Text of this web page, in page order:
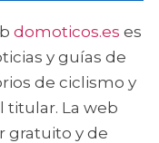
domoticos.es es
y guías de
de ciclismo y
titular. La web
gratuito y de